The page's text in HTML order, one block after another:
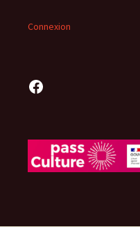
Connexion
Facebook